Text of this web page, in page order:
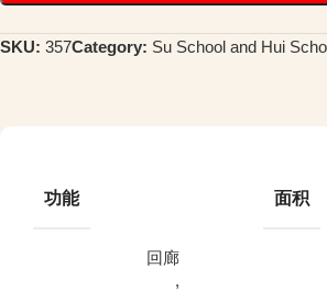
SKU: 357Category: Su School and Hui
功能
回廊
,
面积